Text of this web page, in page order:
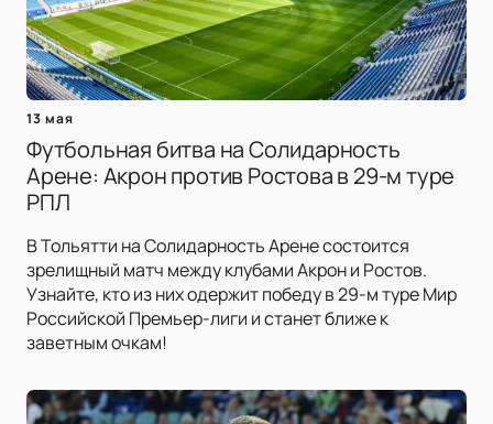
13 мая
Футбольная битва на Солидарность
Арене: Акрон против Ростова в 29-м туре
РПЛ
В Тольятти на Солидарность Арене состоится
зрелищный матч между клубами Акрон и Ростов.
Узнайте, кто из них одержит победу в 29-м туре Мир
Российской Премьер-лиги и станет ближе к
заветным очкам!